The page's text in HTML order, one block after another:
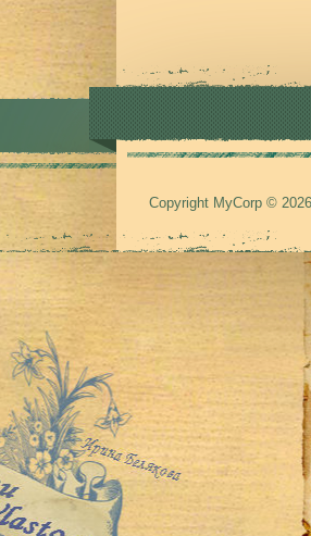
Copyright MyCorp © 2026